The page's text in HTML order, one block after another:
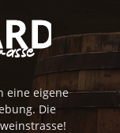
eine eigene
Die